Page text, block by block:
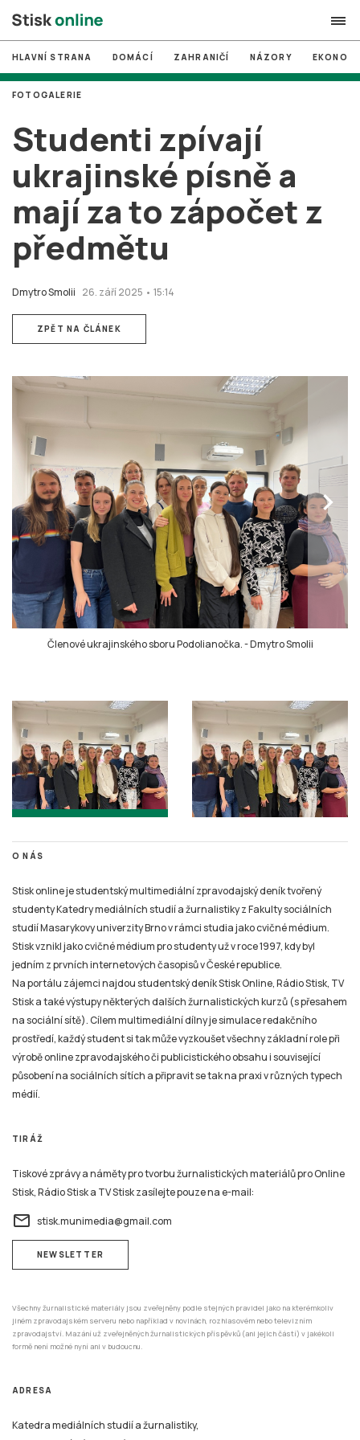
search
# MUNI
# Brno
# volby
login PŘIHLÁSIT SE
Zapomněli jste heslo?
Založit nový účet
HLAVNÍ STRANA DOMÁCÍ ZAHRANIČÍ NÁZORY
Studenti zpívají
ukrajinské písně a
mají za to zápočet z
předmětu
Dmytro Smolii 26. září 2025 • 15:14
FOTOGALERIE
ZPĚT NA ČLÁNEK
chevron_right
Členové ukrajinského sboru Podolianočka.-Dmytro Smolii
O NÁS
Stisk online je studentský multimediální zpravodajský deník tvořený
studenty Katedry mediálních studií a žurnalistiky z Fakulty sociálních
studií Masarykovy univerzity Brno v rámci studia jako cvičné médium.
Stisk vznikl jako cvičné médium pro studenty už v roce 1997, kdy byl
jedním z prvních internetových časopisů v České republice.
Na portálu zájemci najdou studentský deník Stisk Online, Rádio Stisk, TV
Stisk a také výstupy některých dalších žurnalistických kurzů (s přesahem
na sociální sítě). Cílem multimediální dílny je simulace redakčního
prostředí, každý student si tak může vyzkoušet všechny základní role při
výrobě online zpravodajského či publicistického obsahu i související
působení na sociálních sítích a připravit se tak na praxi v různých typech
médií.
TIRÁŽ
Tiskové zprávy a náměty pro tvorbu žurnalistických materiálů pro Online
Stisk, Rádio Stisk a TV Stisk zasílejte pouze na e-mail:
email stisk.munimedia@gmail.com
NEWSLETTER
Všechny žurnalistické materiály jsou zveřejněny podle stejných pravidel jako na kterémkoliv
jiném zpravodajském serveru nebo například v novinách, rozhlasovém nebo televizním
zpravodajství. Mazání už zveřejněných žurnalistických příspěvků (ani jejich částí) v jakékoli
formě není možné nyní ani v budoucnu.
ADRESA
Katedra mediálních studií a žurnalistiky,